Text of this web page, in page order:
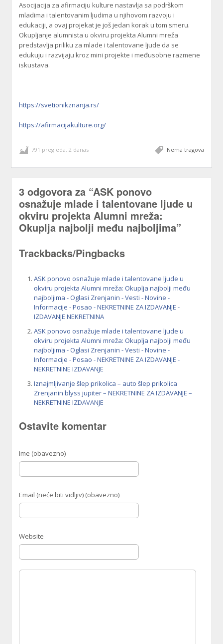
Asocijacija za afirmaciju kulture nastavlja sa podrškom
mladima i talentovanim ljudima u njihovom razvoju i
edukaciji, a ovaj projekat je još jedan korak u tom smeru.
Okupljanje alumnista u okviru projekta Alumni mreža
predstavlja priliku za mlade i talentovane ljude da se
edukuju i razvijaju kroz mini projekte i međusobne razmene
iskustava.
https://svetionikznanja.rs/
https://afirmacijakulture.org/
Nema tragova
791 pregleda, 2 danas
3 odgovora za “ASK ponovo
osnažuje mlade i talentovane ljude u
okviru projekta Alumni mreža:
Okuplja najbolji među najboljima”
Trackbacks/Pingbacks
ASK ponovo osnažuje mlade i talentovane ljude u
okviru projekta Alumni mreža: Okuplja najbolji među
najboljima - Oglasi Zrenjanin - Vesti - Novine -
Informacije - Posao - NEKRETNINE ZA IZDAVANJE -
IZDAVANJE NEKRETNINA
ASK ponovo osnažuje mlade i talentovane ljude u
okviru projekta Alumni mreža: Okuplja najbolji među
najboljima - Oglasi Zrenjanin - Vesti - Novine -
Informacije - Posao - NEKRETNINE ZA IZDAVANJE -
NEKRETNINE IZDAVANJE
Iznajmljivanje šlep prikolica – auto šlep prikolica
Zrenjanin blyss jupiter – NEKRETNINE ZA IZDAVANJE –
NEKRETNINE IZDAVANJE
Ostavite komentar
Ime (obavezno)
Email (neće biti vidljiv) (obavezno)
Website